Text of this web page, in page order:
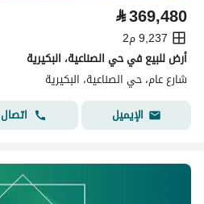
⃁369,480
9,237 م2
أرض للبيع في حي الصناعية، البكيرية
شارع عام، حي الصناعية، البكيرية
الإيميل
اتصال